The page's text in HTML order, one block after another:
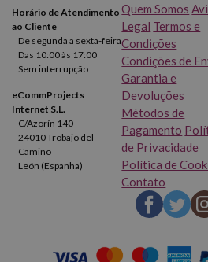
Horário de Atendimento
ao Cliente
De segunda a sexta-feira
Das 10:00 às 17:00
Sem interrupção
eCommProjects
Internet S.L.
C/Azorín 140
24010 Trobajo del
Camino
León (Espanha)
Quem Somos
Legal Termos e
Condições
Condições de
Garantia e
Devoluções
Métodos de
Pagamento
de Privacidade
Política de
Contato